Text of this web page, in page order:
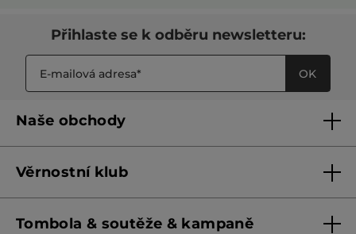
Přihlaste se k odběru newsletteru:
OK
Naše obchody
Franšízing
Věrnostní klub
Tombola & soutěže & kampaně